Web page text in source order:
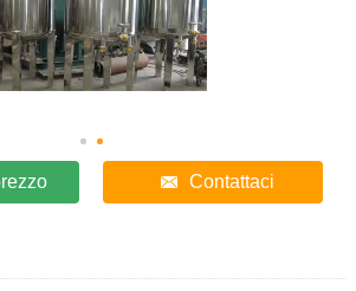
Contattaci